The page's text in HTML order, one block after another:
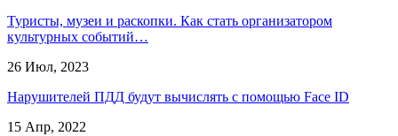
Туристы, музеи и раскопки. Как стать организатором
культурных событий…
26 Июл, 2023
Нарушителей ПДД будут вычислять с помощью Face ID
15 Апр, 2022